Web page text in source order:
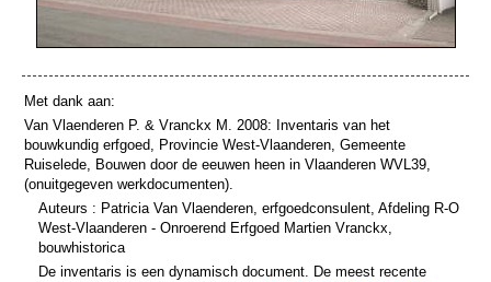
Met dank aan:
Van Vlaenderen P. & Vranckx M. 2008: Inventaris van het
bouwkundig erfgoed, Provincie West-Vlaanderen, Gemeente
Ruiselede, Bouwen door de eeuwen heen in Vlaanderen WVL39,
(onuitgegeven werkdocumenten).
Auteurs : Patricia Van Vlaenderen, erfgoedconsulent, Afdeling R-O
West-Vlaanderen - Onroerend Erfgoed Martien Vranckx,
bouwhistorica
De inventaris is een dynamisch document. De meest recente